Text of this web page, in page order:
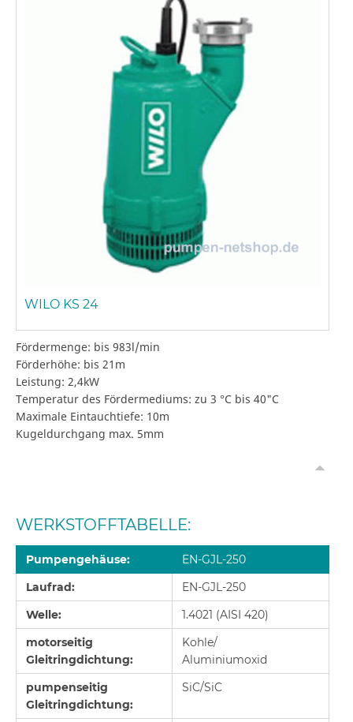
WILO KS 24
Fördermenge: bis 983l/min
Förderhöhe: bis 21m
Leistung: 2,4kW
Temperatur des Fördermediums: zu 3 °C bis 40"C
Maximale Eintauchtiefe: 10m
Kugeldurchgang max. 5mm
WERKSTOFFTABELLE:
Pumpengehäuse:
EN-GJL-250
Laufrad:
EN-GJL-250
Welle:
1.4021 (AISI 420)
motorseitig
Gleitringdichtung:
Kohle/
Aluminiumoxid
pumpenseitig
Gleitringdichtung:
SiC/SiC